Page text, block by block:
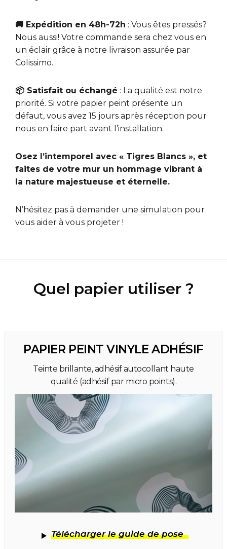
🚚 Expédition en 48h-72h : Vous êtes pressés?
Nous aussi! Votre commande sera chez vous en
un éclair grâce à notre livraison assurée par
Colissimo.
📦 Satisfait ou échangé : La qualité est notre
priorité. Si votre papier peint présente un
défaut, vous avez 15 jours après réception pour
nous en faire part avant l’installation.
Osez l’intemporel avec « Tigres Blancs », et
faites de votre mur un hommage vibrant à
la nature majestueuse et éternelle.
N’hésitez pas à demander une simulation pour
vous aider à vous projeter !
Quel papier utiliser ?
PAPIER PEINT VINYLE ADHÉSIF
Teinte brillante, adhésif autocollant haute
qualité (adhésif par micro points).
Télécharger le guide de pose